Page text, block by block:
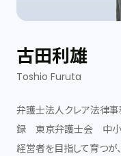
古田利雄
Toshio Furuta
弁護士法人クレア法律
録 東京弁護士会 中小
経営者を目指して育つが